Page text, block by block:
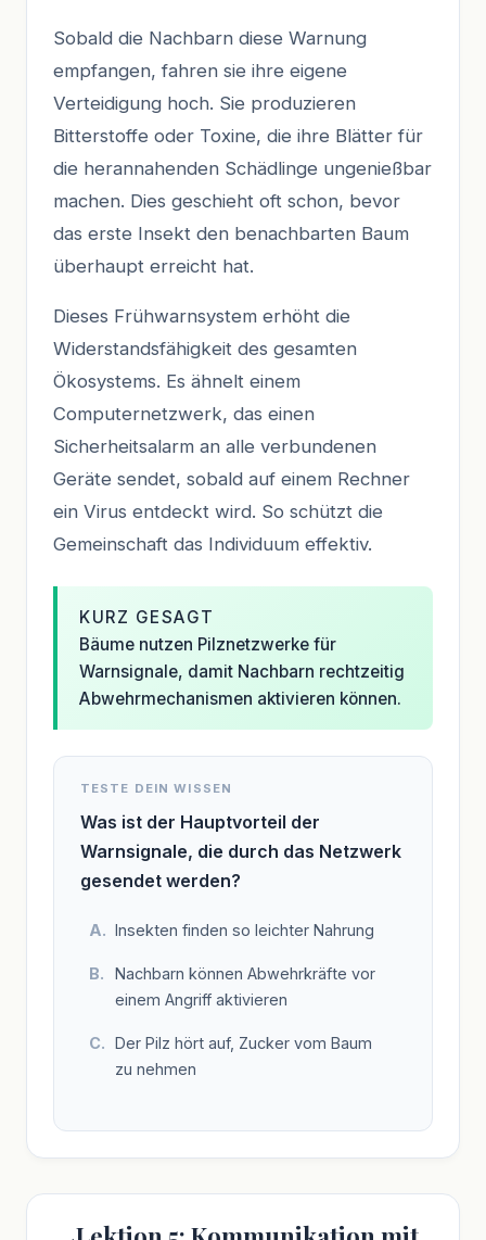
Sobald die Nachbarn diese Warnung
empfangen, fahren sie ihre eigene
Verteidigung hoch. Sie produzieren
Bitterstoffe oder Toxine, die ihre Blätter für
die herannahenden Schädlinge ungenießbar
machen. Dies geschieht oft schon, bevor
das erste Insekt den benachbarten Baum
überhaupt erreicht hat.
Dieses Frühwarnsystem erhöht die
Widerstandsfähigkeit des gesamten
Ökosystems. Es ähnelt einem
Computernetzwerk, das einen
Sicherheitsalarm an alle verbundenen
Geräte sendet, sobald auf einem Rechner
ein Virus entdeckt wird. So schützt die
Gemeinschaft das Individuum effektiv.
KURZ GESAGT
Bäume nutzen Pilznetzwerke für
Warnsignale, damit Nachbarn rechtzeitig
Abwehrmechanismen aktivieren können.
TESTE DEIN WISSEN
Was ist der Hauptvorteil der
Warnsignale, die durch das Netzwerk
gesendet werden?
Insekten finden so leichter Nahrung
Nachbarn können Abwehrkräfte vor
einem Angriff aktivieren
Der Pilz hört auf, Zucker vom Baum
zu nehmen